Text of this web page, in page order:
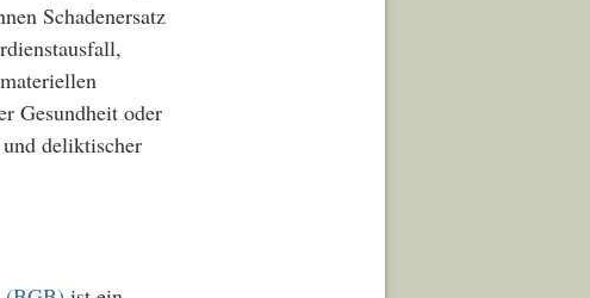
Schadenersatz
Gesundheit oder
deliktischer